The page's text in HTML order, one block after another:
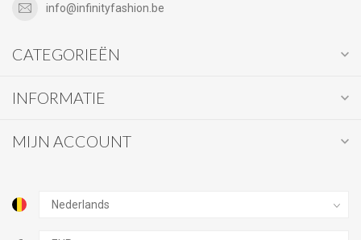
info@infinityfashion.be
CATEGORIEËN
INFORMATIE
MIJN ACCOUNT